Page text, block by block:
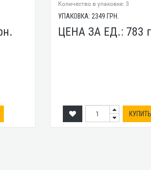
Количество в упаковке: 3
УПАКОВКА: 2349 ГРН.
ЦЕНА ЗА ЕД.: 783
КУПИТЬ